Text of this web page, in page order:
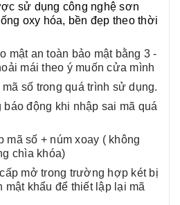
sử dụng công nghệ sơn
oxy hóa, bền đẹp theo thời
mật an toàn bảo mật bằng 3 -
mái theo ý muốn cửa mình
số trong quá trình sử dụng.
báo động khi nhập sai mã quá
mã số + núm xoay ( không
chìa khóa)
mở trong trường hợp két bị
mật khẩu để thiết lập lại mã